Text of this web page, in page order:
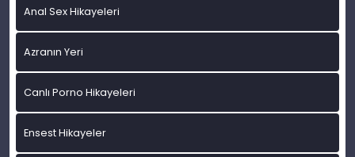
Anal Sex Hikayeleri
Azranın Yeri
Canlı Porno Hikayeleri
Ensest Hikayeler